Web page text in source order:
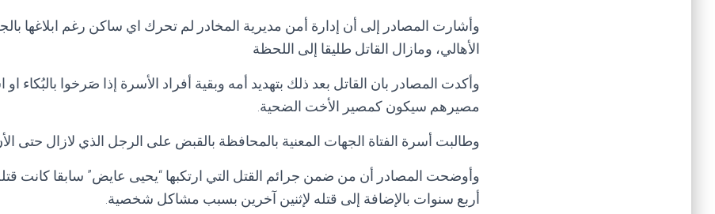
وأشارت المصادر إلى أن إدارة أمن مديرية المخادر لم تحرك اي ساكن رغم ابلاغها
الأهالي، ومازال القاتل طليقا إلى اللحظة
وأكدت المصادر بان القاتل بعد ذلك بتهديد أمه وبقية أفراد الأسرة إذا صَرخوا بالبُكاء او
مصيرهم سيكون كمصير الأخت الضحية.
وطالبت أسرة الفتاة الجهات المعنية بالمحافظة بالقبض على الرجل الذي لازال حتى
وأوضحت المصادر أن من ضمن جرائم القتل التي ارتكبها “يحيى عايض” سابقا كانت
أربع سنوات بالإضافة إلى قتله لإثنين آخرين بسبب مشاكل شخصية.